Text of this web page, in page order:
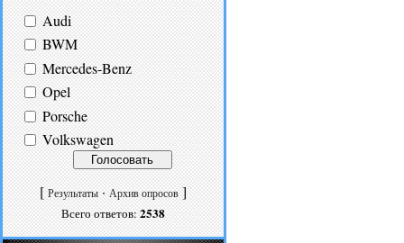
Audi
BWM
Mercedes-Benz
Opel
Porsche
Volkswagen
[Результаты·Архив опросов]
Всего ответов:2538